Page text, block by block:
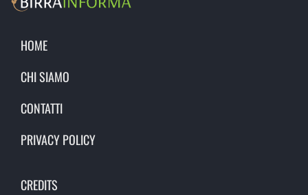
HOME
CHI SIAMO
CONTATTI
PRIVACY POLICY
CREDITS